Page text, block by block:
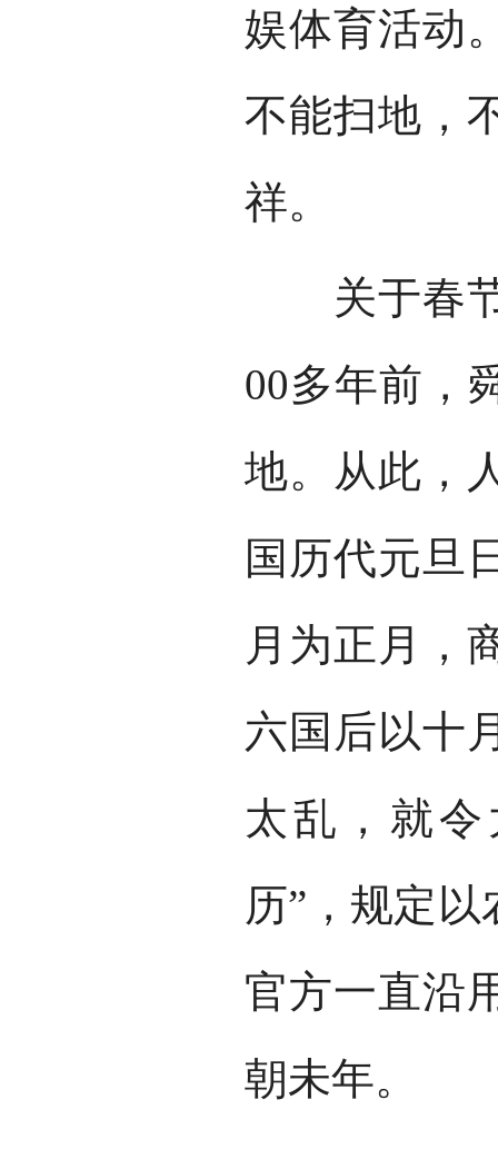
娱体育活动
不能扫地，
祥。
关于春节
00多年前，
地。从此，
国历代元旦
月为正月，
六国后以十
太乱，就
历”，规定
官方一直沿
朝未年。